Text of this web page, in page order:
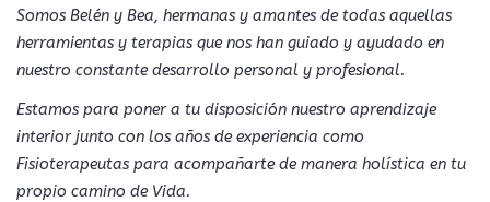
Somos Belén y Bea, hermanas y amantes de todas aquellas
herramientas y terapias que nos han guiado y ayudado en
nuestro constante desarrollo personal y profesional.
Estamos para poner a tu disposición nuestro aprendizaje
interior junto con los años de experiencia como
Fisioterapeutas para acompañarte de manera holística en tu
propio camino de Vida.